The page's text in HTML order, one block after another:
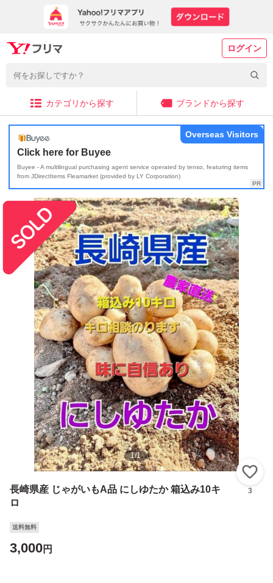
ログイン
カテゴリから探す ブランドから探す
Click here for Buyee
Buyee - A multilingual purchasing agent service operated by tenso, featuring items
from JDirectItems Fleamarket (provided by LY Corporation)
Overseas Visitors
1/1
長崎県産 じゃがいもA品 にしゆたか 箱込み10キ
ロ
3
送料無料
3,000円